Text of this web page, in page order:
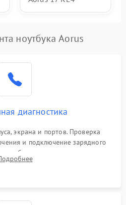
ноутбука Aorus
диагностика
экрана и портов. Проверка
и подключение зарядного
тока с помощью
для локализации проблемы.